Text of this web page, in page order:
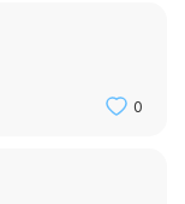
등장해도 무방할 듯
0